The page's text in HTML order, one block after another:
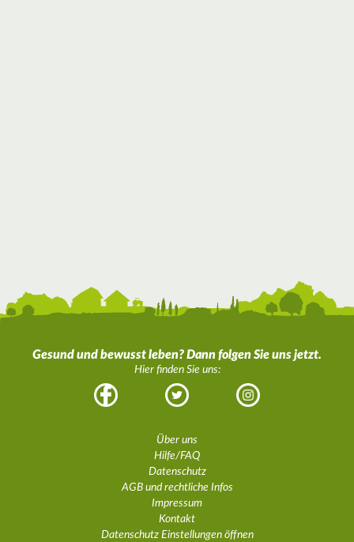
Gesund und bewusst leben? Dann folgen Sie uns jetzt.
Hier finden Sie uns:
Facebook Twitter Instagram
Über uns
Hilfe/FAQ
Datenschutz
AGB und rechtliche Infos
Impressum
Kontakt
Datenschutz Einstellungen öffnen